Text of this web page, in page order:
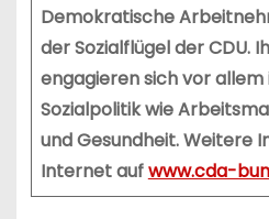
Demokratische
der Sozialflügel der CDU.
engagieren sich vor allem
Sozialpolitik wie
und Gesundheit. Weitere
Internet aufwww.cda-